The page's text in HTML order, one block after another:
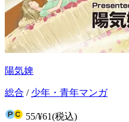
陽気婢
総合 / 少年・青年マンガ
55/¥61(税込)